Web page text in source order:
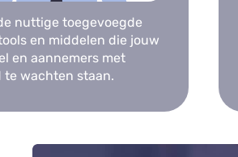
nuttige toegevoegde
en middelen die jouw
en aannemers met
te wachten staan.